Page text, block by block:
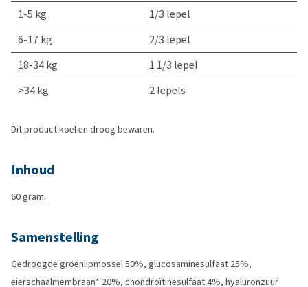
1-5 kg
1/3 lepel
6-17 kg
2/3 lepel
18-34 kg
1 1/3 lepel
>34 kg
2 lepels
Dit product koel en droog bewaren.
Inhoud
60 gram.
Samenstelling
Gedroogde groenlipmossel 50%, glucosaminesulfaat 25%,
eierschaalmembraan* 20%, chondroïtinesulfaat 4%, hyaluronzuur